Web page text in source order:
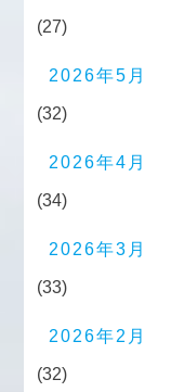
(27)
2026年5月
(32)
2026年4月
(34)
2026年3月
(33)
2026年2月
(32)